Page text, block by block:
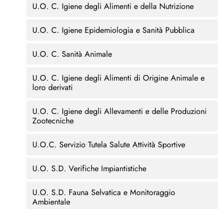
U.O. C. Igiene degli Alimenti e della Nutrizione
U.O. C. Igiene Epidemiologia e Sanità Pubblica
U.O. C. Sanità Animale
U.O. C. Igiene degli Alimenti di Origine Animale e
loro derivati
U.O. C. Igiene degli Allevamenti e delle Produzioni
Zootecniche
U.O.C. Servizio Tutela Salute Attività Sportive
U.O. S.D. Verifiche Impiantistiche
U.O. S.D. Fauna Selvatica e Monitoraggio
Ambientale